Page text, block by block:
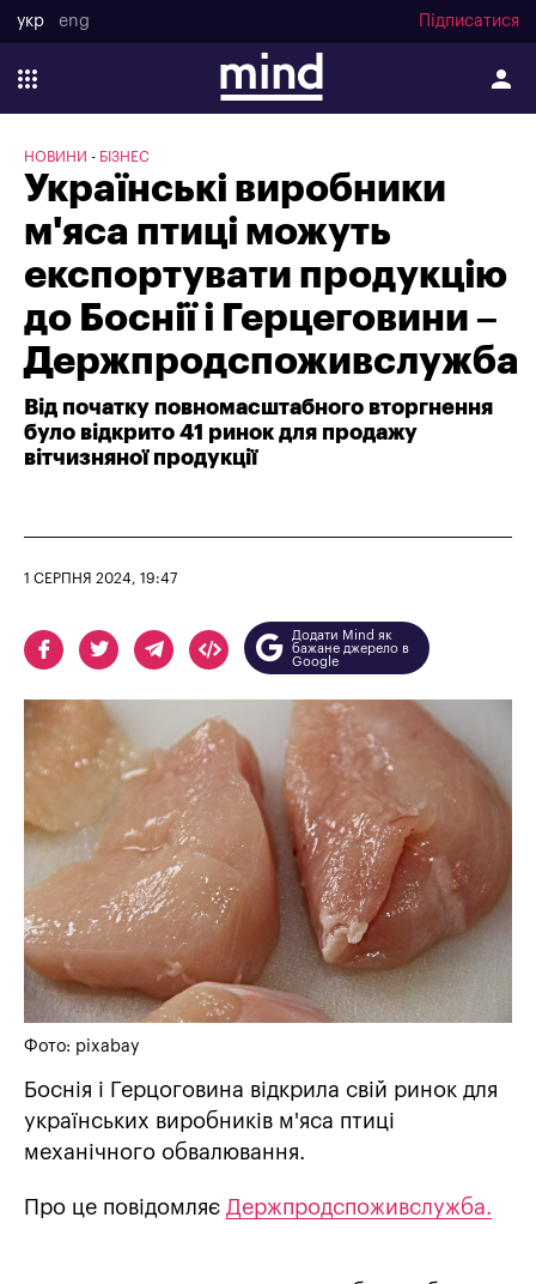
укр eng Підписатися
НОВИНИ БІЗНЕС
Українські виробники
м'яса птиці можуть
експортувати продукцію
до Боснії і Герцеговини –
Держпродспоживслужба
Від початку повномасштабного вторгнення
було відкрито 41 ринок для продажу
вітчизняної продукції
1 СЕРПНЯ 2024, 19:47
Додати Mind як
бажане джерело в
Google
Фото: pixabay
Боснія і Герцоговина відкрила свій ринок для
українських виробників м'яса птиці
механічного обвалювання.
Про це повідомляє Держпродспоживслужба.